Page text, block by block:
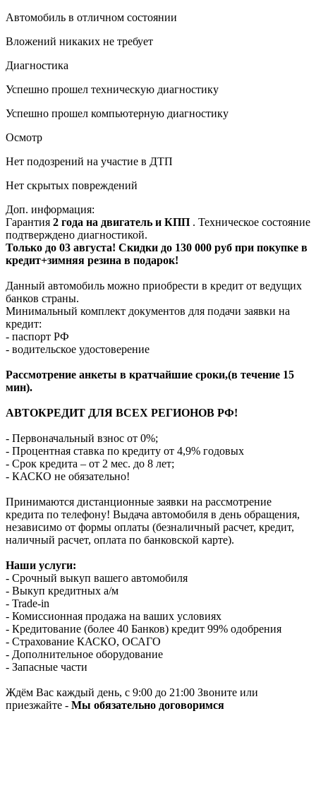
Автомобиль в отличном состоянии
Вложений никаких не требует
Диагностика
Успешно прошел техническую диагностику
Успешно прошел компьютерную диагностику
Осмотр
Нет подозрений на участие в ДТП
Нет скрытых повреждений
Доп. информация:
Гарантия 2 года на двигатель и КПП . Техническое состояние
подтверждено диагностикой.
Только до 03 августа! Скидки до 130 000 руб при покупке в
кредит+зимняя резина в подарок!
Данный автомобиль можно приобрести в кредит от ведущих
банков страны.
Минимальный комплект документов для подачи заявки на
кредит:
- паспорт РФ
- водительское удостоверение
Рассмотрение анкеты в кратчайшие сроки,(в течение 15
мин).
АВТОКРЕДИТ ДЛЯ ВСЕХ РЕГИОНОВ РФ!
- Первоначальный взнос от 0%;
- Процентная ставка по кредиту от 4,9% годовых
- Срок кредита – от 2 мес. до 8 лет;
- КАСКО не обязательно!
Принимаются дистанционные заявки на рассмотрение
кредита по телефону! Выдача автомобиля в день обращения,
независимо от формы оплаты (безналичный расчет, кредит,
наличный расчет, оплата по банковской карте).
Наши услуги:
- Срочный выкуп вашего автомобиля
- Выкуп кредитных а/м
- Trade-in
- Комиссионная продажа на ваших условиях
- Кредитование (более 40 Банков) кредит 99% одобрения
- Страхование КАСКО, ОСАГО
- Дополнительное оборудование
- Запасные части
Ждём Вас каждый день, с 9:00 до 21:00 Звоните или
приезжайте - Мы обязательно договоримся